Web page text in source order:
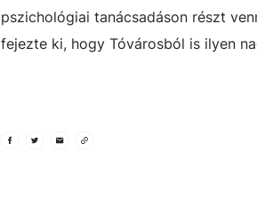
pszichológiai tanácsadáson részt
fejezte ki, hogy Tóvárosból is ilyen